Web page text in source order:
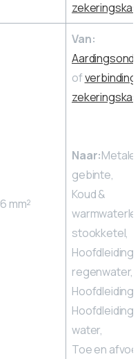
6 mm²
Van:
of
Naar:
gebinte,
Koud &
stookketel,
Hoofdleiding
regenwater,
Hoofdleiding
Hoofdleiding
water,
Toe en